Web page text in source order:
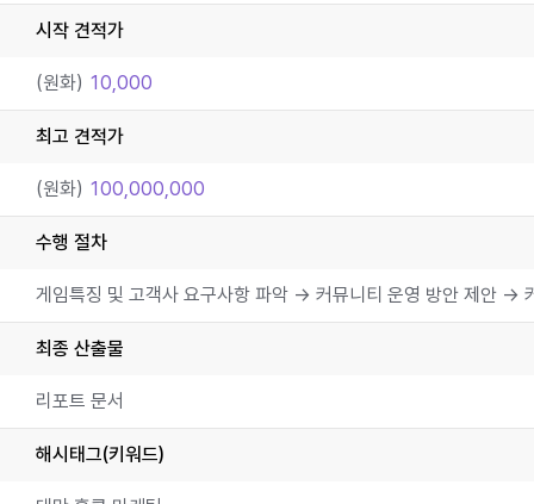
시작 견적가
(원화) 10,000
최고 견적가
(원화) 100,000,000
수행 절차
게임특징 및 고객사 요구사항 파악 → 커뮤니티 운영 방안 제안 →
최종 산출물
리포트 문서
해시태그(키워드)